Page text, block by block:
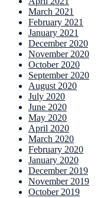
March 2021
February 2021
January 2021
December 2020
November 2020
October 2020
September 2020
August 2020
July 2020
June 2020
May 2020
April 2020
March 2020
February 2020
January 2020
December 2019
November 2019
October 2019